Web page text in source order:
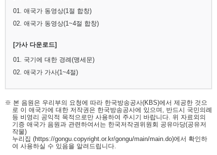
01. 애국가 동영상(1절 합창)
02. 애국가 동영상(1~4절 합창)
[가사 다운로드]
01. 국기에 대한 경례(맹세문)
02. 애국가 가사(1~4절)
※ 본 음원은 우리부의 요청에 따라 한국방송공사(KBS)에서 제공한 것으
로 이 애국가에 대한 저작권은 한국방송공사에 있으며, 반드시 국민의례
등 비영리 공익적 목적으로만 사용하여 주시기 바랍니다. 위 자료외의
기증 애국가 음원과 관련하여서는 한국저작권위원회 공유마당(공유저
작물)
누리집 (https://gongu.copyright.or.kr/gongu/main/main.do)에서 확인하
여 사용하실 수 있음을 알려드립니다.